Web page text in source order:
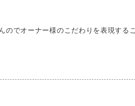
でオーナー様のこだわりを表現するこ